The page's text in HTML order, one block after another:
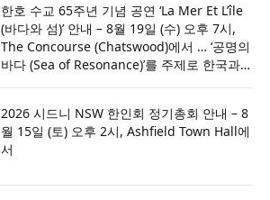
한호 수교 65주년 기념 공연 ‘La Mer Et L’île
(바다와 섬)’ 안내 – 8월 19일 (수) 오후 7시,
The Concourse (Chatswood)에서 … ‘공명의
바다 (Sea of Resonance)’를 주제로 한국과
2026 시드니 NSW 한인회 정기총회 안내 – 8
월 15일 (토) 오후 2시, Ashfield Town Hall에
서